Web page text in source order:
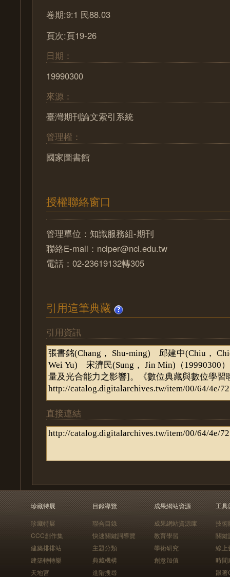
卷期:9:1 民88.03
頁次:頁19-26
日期：
19990300
來源：
臺灣期刊論文索引系統
管理權：
國家圖書館
授權聯絡窗口
管理單位：知識服務組-期刊
聯絡E-mail：nclper@ncl.edu.tw
電話：02-23619132轉305
引用這筆典藏
引用資訊
直接連結
珍藏特展
珍藏特展
CCC創作集
建築排排站
建築轉轉樂
天地宮
目錄導覽
聯合目錄
快速關鍵詞導覽
主題分類
典藏機構
進階搜尋
成果網站資源
成果網站資源庫
教育學習
學術研究
創意加值
工具
技術
關鍵
線上
時間
跟